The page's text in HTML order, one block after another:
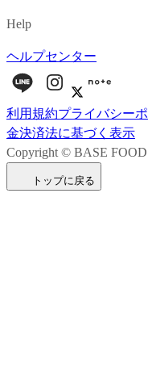
Help
ヘルプセンター
利用規約プライバシー
金決済法に基づく表示
Copyright © BASE FOOD
トップに戻る